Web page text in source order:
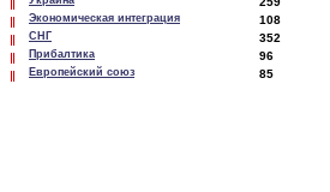
Экономическая интеграция 108
СНГ 352
Прибалтика 96
Европейский союз 85